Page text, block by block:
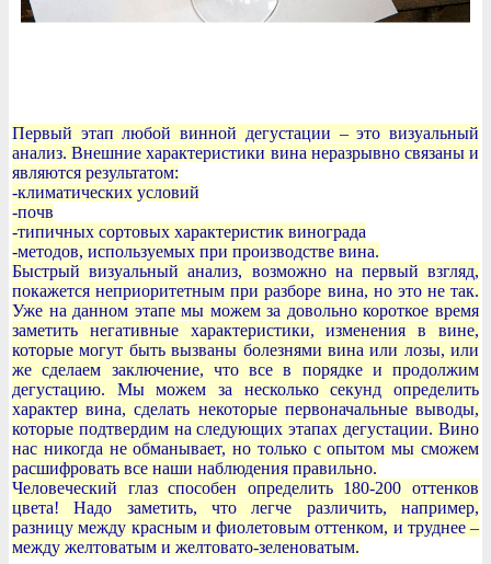
Первый этап любой винной дегустации – это визуальный
анализ. Внешние характеристики вина неразрывно связаны и
являются результатом:
-климатических условий
-почв
-типичных сортовых характеристик винограда
-методов, используемых при производстве вина.
Быстрый визуальный анализ, возможно на первый взгляд,
покажется неприоритетным при разборе вина, но это не так.
Уже на данном этапе мы можем за довольно короткое время
заметить негативные характеристики, изменения в вине,
которые могут быть вызваны болезнями вина или лозы, или
же сделаем заключение, что все в порядке и продолжим
дегустацию. Мы можем за несколько секунд определить
характер вина, сделать некоторые первоначальные выводы,
которые подтвердим на следующих этапах дегустации. Вино
нас никогда не обманывает, но только с опытом мы сможем
расшифровать все наши наблюдения правильно.
Человеческий глаз способен определить 180-200 оттенков
цвета! Надо заметить, что легче различить, например,
разницу между красным и фиолетовым оттенком, и труднее –
между желтоватым и желтовато-зеленоватым.